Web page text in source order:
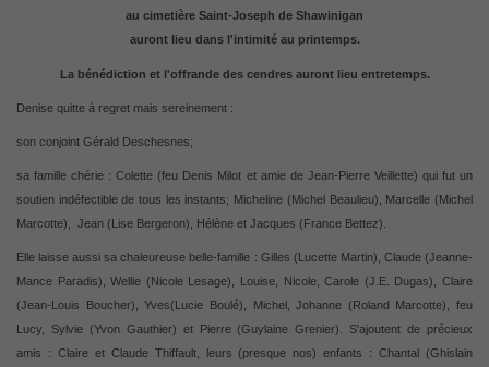
au cimetière Saint-Joseph de Shawinigan
auront lieu dans l'intimité au printemps.
La bénédiction et l'offrande des cendres auront lieu entretemps.
Denise quitte à regret mais sereinement :
son conjoint Gérald Deschesnes;
sa famille chérie : Colette (feu Denis Milot et amie de Jean-Pierre Veillette) qui fut un
soutien indéfectible de tous les instants; Micheline (Michel Beaulieu), Marcelle (Michel
Marcotte),
Jean (Lise Bergeron), Hélène et Jacques (France Bettez).
Elle laisse aussi sa chaleureuse belle-famille : Gilles (Lucette Martin), Claude (Jeanne-
Mance Paradis), Wellie (Nicole Lesage), Louise, Nicole, Carole (J.E. Dugas), Claire
(Jean-Louis Boucher), Yves(Lucie Boulé), Michel, Johanne (Roland Marcotte), feu
Lucy, Sylvie (Yvon Gauthier) et Pierre (Guylaine Grenier). S'ajoutent de précieux
amis : Claire et Claude Thiffault, leurs (presque nos) enfants : Chantal (Ghislain